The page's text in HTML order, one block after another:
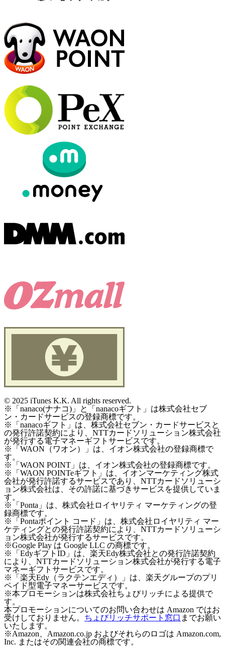
© 2025 iTunes K.K. All rights reserved.
※「nanaco(ナナコ)」と「nanacoギフト」は株式会社セブ
ン・カードサービスの登録商標です。
※「nanacoギフト」は、株式会社セブン・カードサービスと
の発行許諾契約により、NTTカードソリューション株式会社
が発行する電子マネーギフトサービスです。
※「WAON（ワオン）」は、イオン株式会社の登録商標で
す。
※「WAON POINT」は、イオン株式会社の登録商標です。
※「WAON POINTeギフト」は、イオンマーケティング株式
会社が発行許諾するサービスであり、NTTカードソリューシ
ョン株式会社は、その許諾に基づきサービスを提供していま
す。
※「Ponta」は、株式会社ロイヤリティ マーケティングの登
録商標です。
※「Pontaポイント コード」は、株式会社ロイヤリティ マー
ケティングとの発行許諾契約により、NTTカードソリューシ
ョン株式会社が発行するサービスです。
※Google Play は Google LLC の商標です。
※「EdyギフトID」は、楽天Edy株式会社との発行許諾契約
により、NTTカードソリューション株式会社が発行する電子
マネーギフトサービスです。
※「楽天Edy（ラクテンエディ）」は、楽天グループのプリ
ペイド型電子マネーサービスです。
※本プロモーションは株式会社ちょびリッチによる提供で
す。
本プロモーションについてのお問い合わせは Amazon ではお
受けしておりません。 ちょびリッチサポート窓口 までお願い
いたします。
※Amazon、Amazon.co.jp およびそれらのロゴは Amazon.com,
Inc. またはその関連会社の商標です。